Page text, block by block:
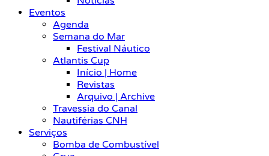
Eventos
Agenda
Semana do Mar
Festival Náutico
Atlantis Cup
Início | Home
Revistas
Arquivo | Archive
Travessia do Canal
Nautiférias CNH
Serviços
Bomba de Combustível